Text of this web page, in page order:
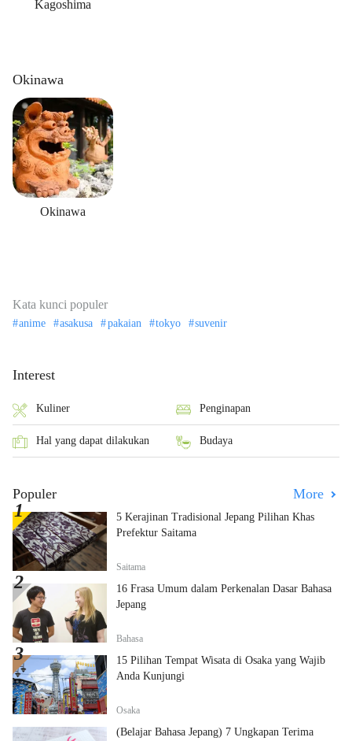
Kagoshima
Okinawa
Okinawa
Kata kunci populer
anime asakusa pakaian tokyo suvenir
Interest
Kuliner Penginapan
Hal yang dapat dilakukan Budaya
Populer More
5 Kerajinan Tradisional Jepang Pilihan Khas
Prefektur Saitama
Saitama
16 Frasa Umum dalam Perkenalan Dasar Bahasa
Jepang
Bahasa
15 Pilihan Tempat Wisata di Osaka yang Wajib
Anda Kunjungi
Osaka
(Belajar Bahasa Jepang) 7 Ungkapan Terima